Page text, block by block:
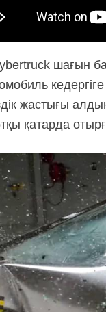
шағын
жастығы
қатарда